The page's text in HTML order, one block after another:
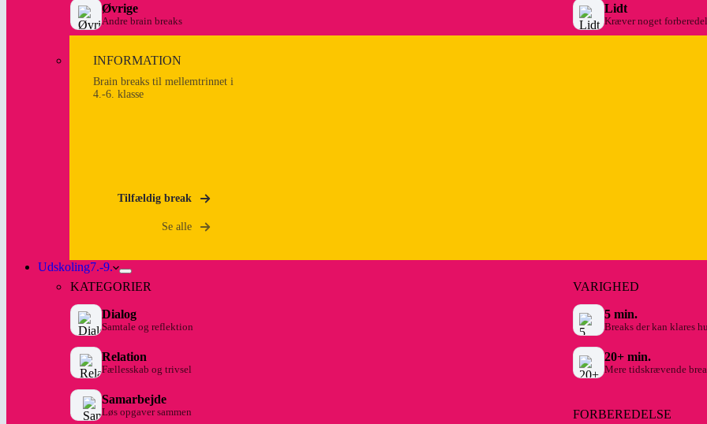
Øvrige
Andre brain breaks
Lidt
Kræver noget
INFORMATION
Brain breaks til mellemtrinnet i
4.-6. klasse
Tilfældig break
Se alle
Udskoling7.-9.
KATEGORIER
Dialog
Samtale og reflektion
Relation
Fællesskab og trivsel
Samarbejde
Løs opgaver sammen
VARIGHED
5 min.
Breaks der kan klares
20+ min.
Mere tidskrævende
FORBEREDELSE